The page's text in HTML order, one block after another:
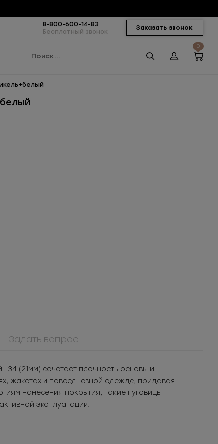
Заказать звонок
8-800-600-14-83
Бесплатный звонок
0
ММ8ТД40
Молния
металлическая
122.94 РУБза шт.
Задать вопрос
(21мм) сочетает прочность основы и
жакетах и повседневной одежде, придавая
нанесения покрытия, такие пуговицы
эксплуатации.